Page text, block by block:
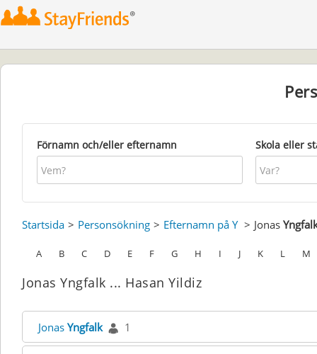
Förnamn och/eller efternamn Skola eller
Startsida Personsökning Efternamn på Y Jonas
A B C D E F G H I J K L M
Jonas Yngfalk ... Hasan Yildiz
Jonas Yngfalk 1